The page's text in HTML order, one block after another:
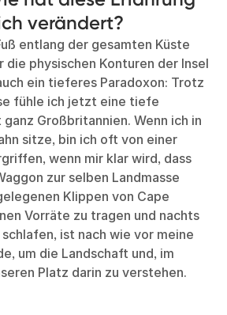
verändert?
entlang der gesamten Küste
die physischen Konturen der Insel
ein tieferes Paradoxon: Trotz
fühle ich jetzt eine tiefe
Großbritannien. Wenn ich in
sitze, bin ich oft von einer
wenn mir klar wird, dass
zur selben Landmasse
Klippen von Cape
Vorräte zu tragen und nachts
ist nach wie vor meine
um die Landschaft und, im
Platz darin zu verstehen.